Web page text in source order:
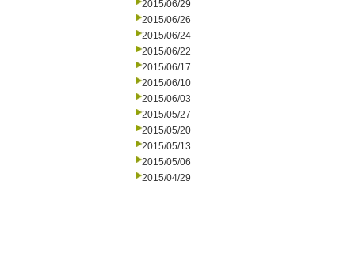
2015/06/29
2015/06/26
2015/06/24
2015/06/22
2015/06/17
2015/06/10
2015/06/03
2015/05/27
2015/05/20
2015/05/13
2015/05/06
2015/04/29